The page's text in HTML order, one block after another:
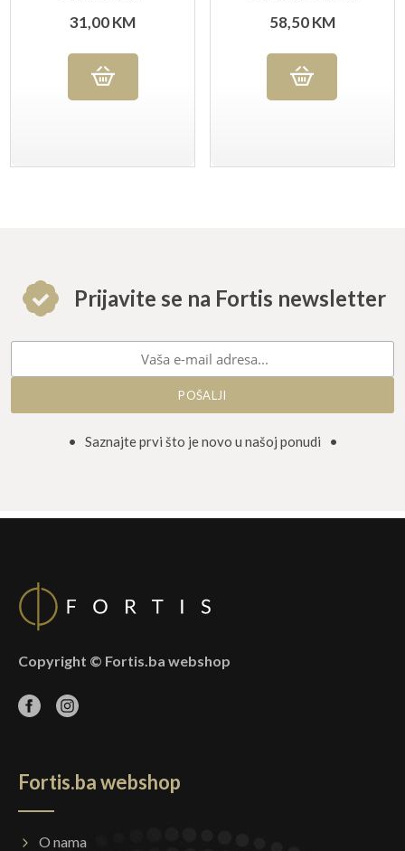
31,00KM 58,50KM
Prijavite se na Fortis newsletter
• Saznajte prvi što je novo u našoj ponudi •
Copyright © Fortis.ba webshop
Fortis.ba webshop
O nama